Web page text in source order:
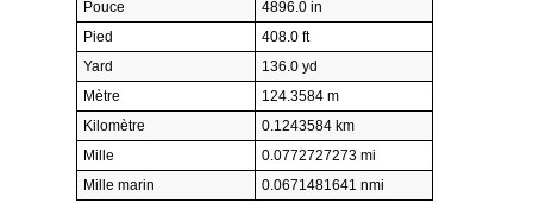
Pouce
4896.0 in
Pied
408.0 ft
Yard
136.0 yd
Mètre
124.3584 m
Kilomètre
0.1243584 km
Mille
0.0772727273 mi
Mille marin
0.0671481641 nmi